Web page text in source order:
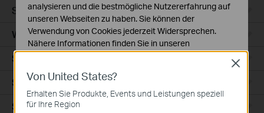
Smart Sensors
WLAN-Repeater+
Smartes Thermostat
Smart Hub
Saugroboter
Von United States?
Erhalten Sie Produkte, Events und Leistungen speziell
für Ihre Region
Close
analysieren und die bestmögliche Nutzererfahrung auf
unseren Webseiten zu haben. Sie können der
Verwendung von Cookies jederzeit Widersprechen.
Nähere Informationen finden Sie in unseren
Datenschutzhinweisen.
Notwendige Cookies
Diese Cookies sind zur Funktion der Website
erforderlich und können in Ihren Systemen nicht